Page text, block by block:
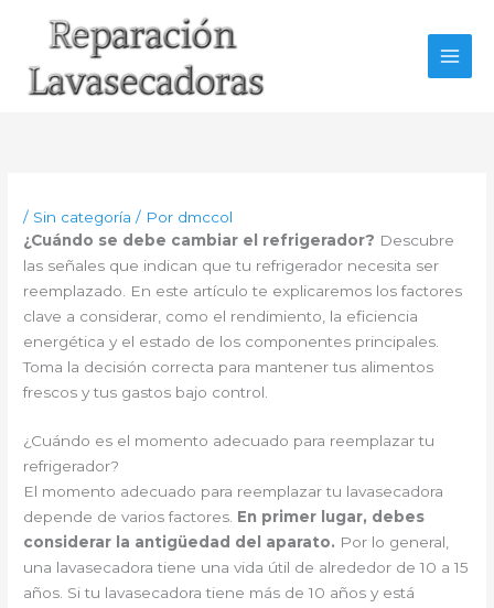
/ Sin categoría / Por dmccol
¿Cuándo se debe cambiar el refrigerador? Descubre
las señales que indican que tu refrigerador necesita ser
reemplazado. En este artículo te explicaremos los factores
clave a considerar, como el rendimiento, la eficiencia
energética y el estado de los componentes principales.
Toma la decisión correcta para mantener tus alimentos
frescos y tus gastos bajo control.
¿Cuándo es el momento adecuado para reemplazar tu
refrigerador?
El momento adecuado para reemplazar tu lavasecadora
depende de varios factores. En primer lugar, debes
considerar la antigüedad del aparato. Por lo general,
una lavasecadora tiene una vida útil de alrededor de 10 a 15
años. Si tu lavasecadora tiene más de 10 años y está